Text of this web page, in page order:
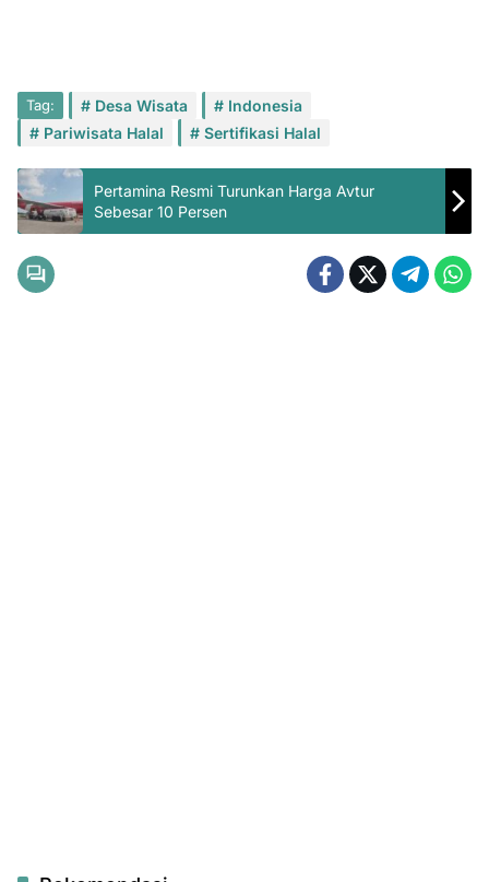
Tag: Desa Wisata
Indonesia
Pariwisata Halal
Sertifikasi Halal
Pertamina Resmi Turunkan Harga Avtur
Sebesar 10 Persen